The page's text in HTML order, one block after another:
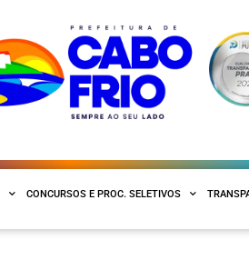
CONCURSOS E PROC. SELETIVOS